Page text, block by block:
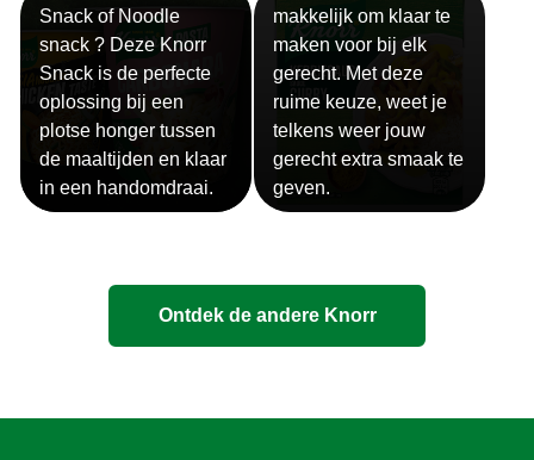
Snack of Noodle
snack ? Deze Knorr
Snack is de perfecte
oplossing bij een
plotse honger tussen
de maaltijden en klaar
in een handomdraai.
makkelijk om klaar te
maken voor bij elk
gerecht. Met deze
ruime keuze, weet je
telkens weer jouw
gerecht extra smaak te
geven.
Ontdek de andere Knorr